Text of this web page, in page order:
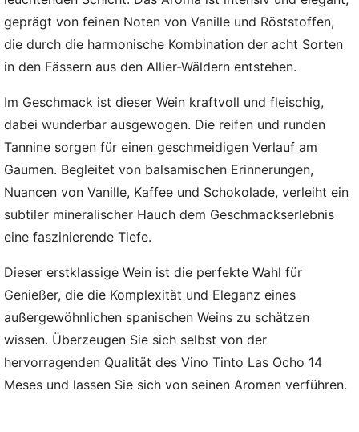
geprägt von feinen Noten von Vanille und Röststoffen,
die durch die harmonische Kombination der acht Sorten
in den Fässern aus den Allier-Wäldern entstehen.
Im Geschmack ist dieser Wein kraftvoll und fleischig,
dabei wunderbar ausgewogen. Die reifen und runden
Tannine sorgen für einen geschmeidigen Verlauf am
Gaumen. Begleitet von balsamischen Erinnerungen,
Nuancen von Vanille, Kaffee und Schokolade, verleiht ein
subtiler mineralischer Hauch dem Geschmackserlebnis
eine faszinierende Tiefe.
Dieser erstklassige Wein ist die perfekte Wahl für
Genießer, die die Komplexität und Eleganz eines
außergewöhnlichen spanischen Weins zu schätzen
wissen. Überzeugen Sie sich selbst von der
hervorragenden Qualität des Vino Tinto Las Ocho 14
Meses und lassen Sie sich von seinen Aromen verführen.